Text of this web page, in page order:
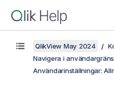
QlikView May 2024
Navigera i
Användarinställningar: